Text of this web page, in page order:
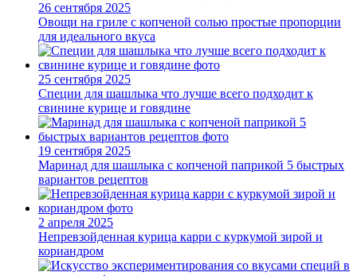
26 сентября 2025
Овощи на гриле с копченой солью простые пропорции
для идеального вкуса
25 сентября 2025
Специи для шашлыка что лучше всего подходит к
свинине курице и говядине
19 сентября 2025
Маринад для шашлыка с копченой паприкой 5 быстрых
вариантов рецептов
2 апреля 2025
Непревзойденная курица карри с куркумой зирой и
кориандром